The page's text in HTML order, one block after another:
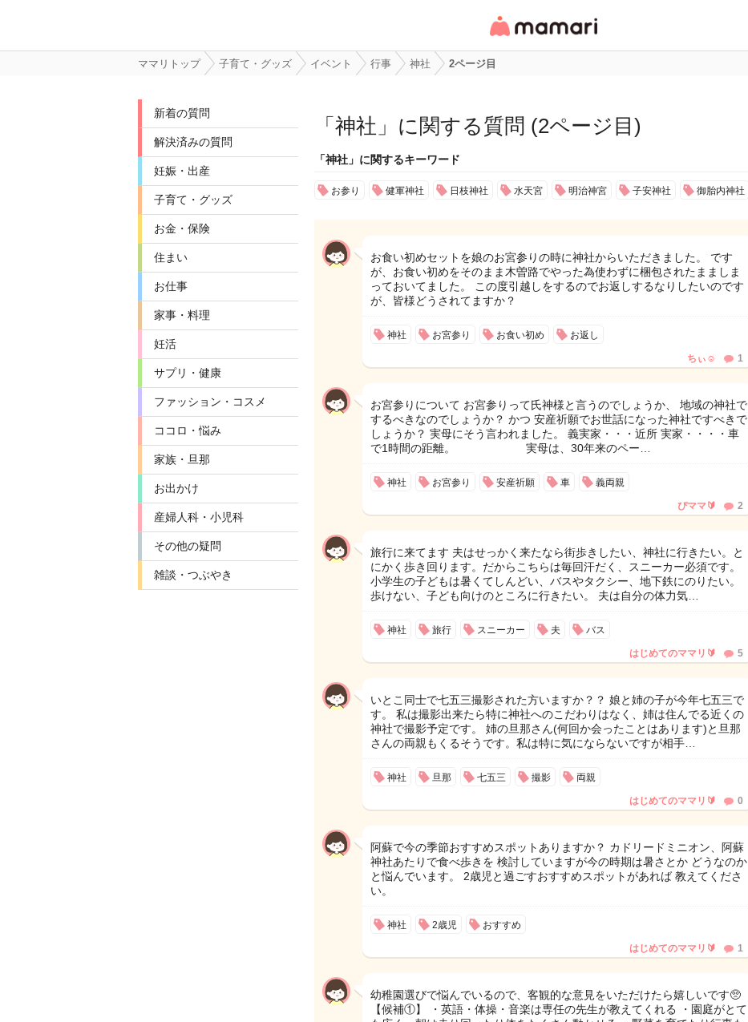
リ・情報サイト
ママリトップ 子育て・グッズ イベント 行事 神社 2ページ目
新着の質問
解決済みの質問
妊娠・出産
子育て・グッズ
お金・保険
住まい
お仕事
家事・料理
妊活
サプリ・健康
ファッション・コスメ
ココロ・悩み
家族・旦那
お出かけ
産婦人科・小児科
その他の疑問
雑談・つぶやき
「 神社 」に関する質問 (2ページ目)
「神社」に関するキーワード
お参り 健軍神社 日枝神社 水天宮 明治神宮 子安神社 御胎内神社
お食い初めセットを娘のお宮参りの時に神社からいただきました。 です
が、お食い初めをそのまま木曽路でやった為使わずに梱包されたまましま
っておいてました。 この度引越しをするのでお返しするなりしたいのです
が、皆様どうされてますか？
神社 お宮参り お食い初め お返し
ちぃ‪☺︎‬ 1
お宮参りについて お宮参りって氏神様と言うのでしょうか、 地域の神社で
するべきなのでしょうか？ かつ 安産祈願でお世話になった神社ですべきで
しょうか？ 実母にそう言われました。 義実家・・・近所 実家・・・・車
で1時間の距離。 実母は、30年来のペー…
神社 お宮参り 安産祈願 車 義両親
ぴママ🔰 2
旅行に来てます 夫はせっかく来たなら街歩きしたい、神社に行きたい。と
にかく歩き回ります。だからこちらは毎回汗だく、スニーカー必須です。
小学生の子どもは暑くてしんどい、バスやタクシー、地下鉄にのりたい。
歩けない、子ども向けのところに行きたい。 夫は自分の体力気…
神社 旅行 スニーカー 夫 バス
はじめてのママリ🔰 5
いとこ同士で七五三撮影された方いますか？？ 娘と姉の子が今年七五三で
す。 私は撮影出来たら特に神社へのこだわりはなく、姉は住んでる近くの
神社で撮影予定です。 姉の旦那さん(何回か会ったことはあります)と旦那
さんの両親もくるそうです。私は特に気にならないですが相手…
神社 旦那 七五三 撮影 両親
はじめてのママリ🔰 0
阿蘇で今の季節おすすめスポットありますか？ カドリードミニオン、阿蘇
神社あたりで食べ歩きを 検討していますが今の時期は暑さとか どうなのか
と悩んでいます。 2歳児と過ごすおすすめスポットがあれば 教えてくださ
い。
神社 2歳児 おすすめ
はじめてのママリ🔰 1
幼稚園選びで悩んでいるので、客観的な意見をいただけたら嬉しいです🥺
【候補①】 ・英語・体操・音楽は専任の先生が教えてくれる ・園庭がとて